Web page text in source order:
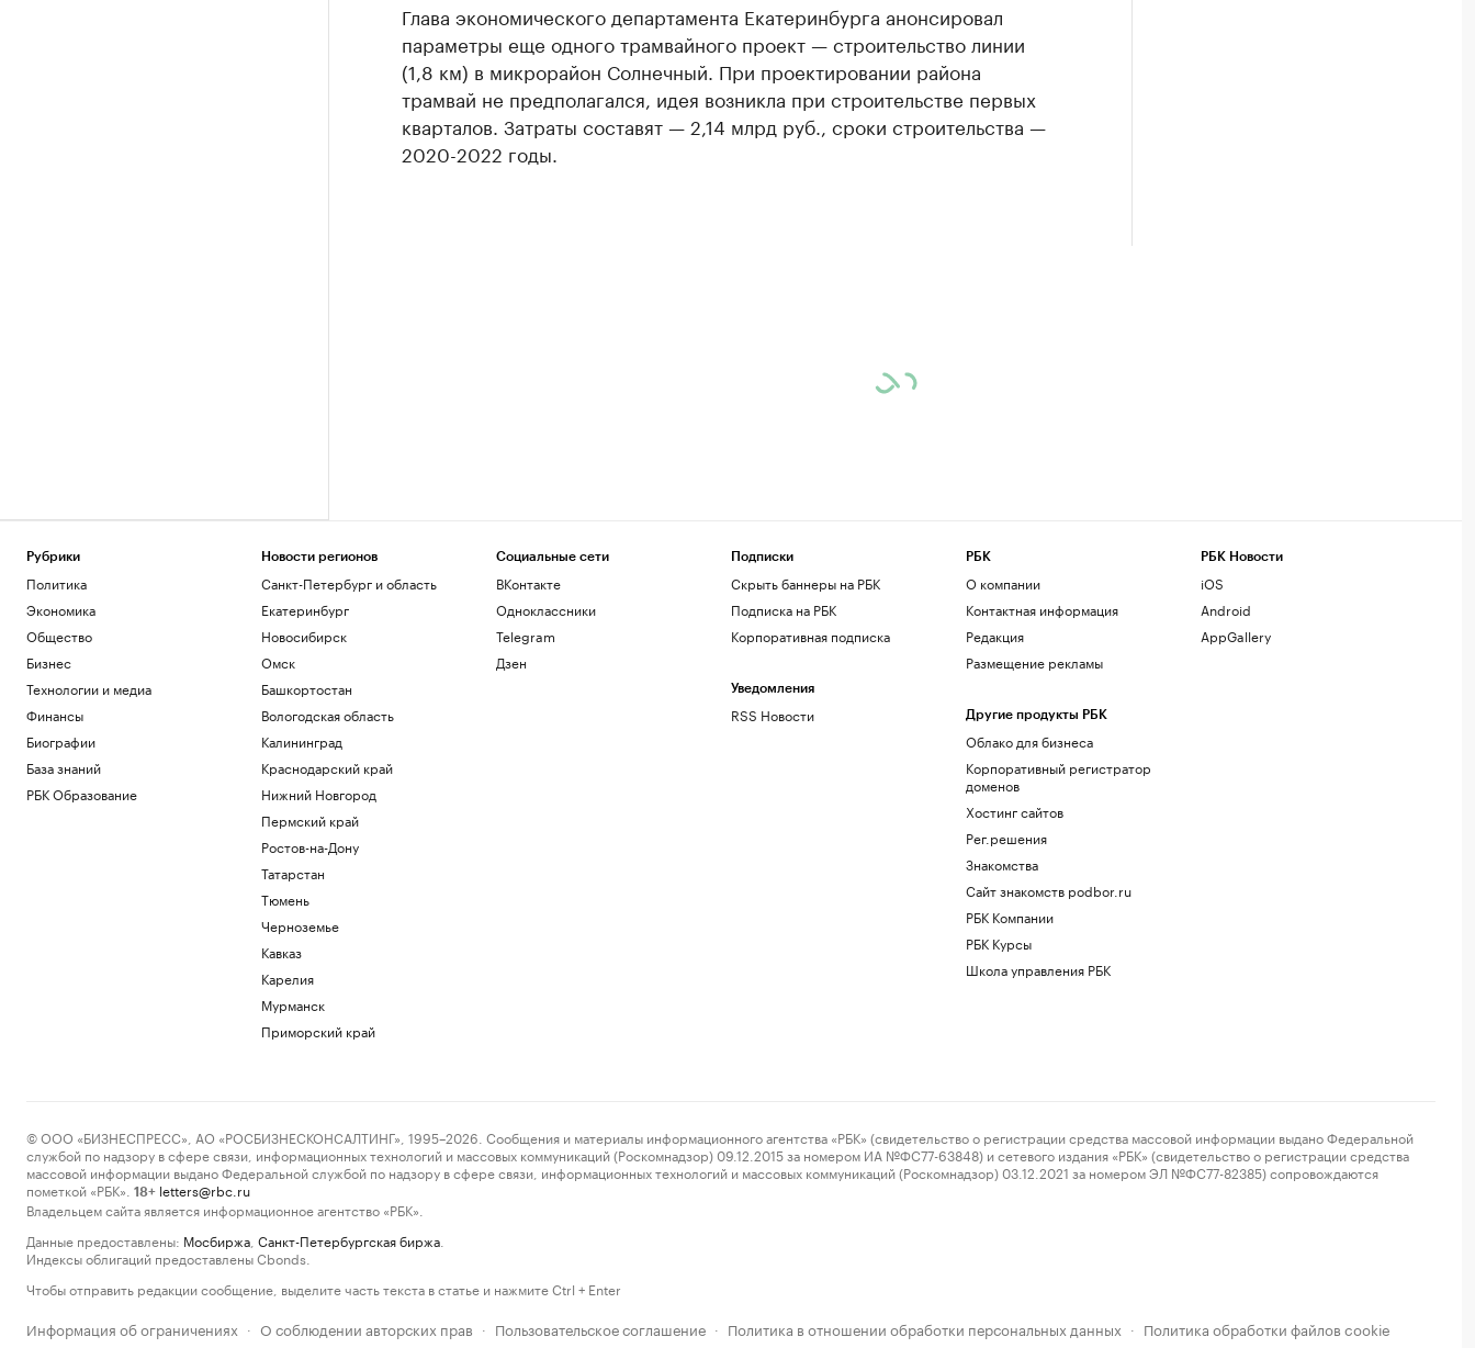
Глава экономического департамента Екатеринбурга анонсировал
параметры еще одного трамвайного проект — строительство линии
(1,8 км) в микрорайон Солнечный. При проектировании района
трамвай не предполагался, идея возникла при строительстве первых
кварталов. Затраты составят — 2,14 млрд руб., сроки строительства —
2020-2022 годы.
Рубрики
Политика
Экономика
Общество
Бизнес
Технологии и медиа
Финансы
Биографии
База знаний
РБК Образование
Новости регионов
Санкт-Петербург и область
Екатеринбург
Новосибирск
Омск
Башкортостан
Вологодская область
Калининград
Краснодарский край
Нижний Новгород
Пермский край
Ростов-на-Дону
Татарстан
Тюмень
Черноземье
Кавказ
Карелия
Мурманск
Приморский край
Социальные сети
ВКонтакте
Одноклассники
Telegram
Дзен
Подписки
Скрыть баннеры на РБК
Подписка на РБК
Корпоративная подписка
Уведомления
RSS Новости
РБК
О компании
Контактная информация
Редакция
Размещение рекламы
Другие продукты РБК
Облако для бизнеса
Корпоративный регистратор
доменов
Хостинг сайтов
Рег.решения
Знакомства
Сайт знакомств podbor.ru
РБК Компании
РБК Курсы
Школа управления РБК
РБК Новости
iOS
Android
AppGallery
© ООО «БИЗНЕСПРЕСС», АО «РОСБИЗНЕСКОНСАЛТИНГ», 1995–2026. Сообщения и материалы информационного агентства «РБК» (свидетельство о регистрации средства массовой информации выдано Федеральной
службой по надзору в сфере связи, информационных технологий и массовых коммуникаций (Роскомнадзор) 09.12.2015 за номером ИА №ФС77-63848) и сетевого издания «РБК» (свидетельство о регистрации средства
массовой информации выдано Федеральной службой по надзору в сфере связи, информационных технологий и массовых коммуникаций (Роскомнадзор) 03.12.2021 за номером ЭЛ №ФС77-82385) сопровождаются
пометкой «РБК».
18+ letters@rbc.ru
Владельцем сайта является информационное агентство «РБК».
Данные предоставлены: Мосбиржа Санкт-Петербургская биржа
Индексы облигаций предоставлены Cbonds.
Чтобы отправить редакции сообщение, выделите часть текста в статье и нажмите Ctrl + Enter
Информация об ограничениях · О соблюдении авторских прав · Пользовательское соглашение · Политика в отношении обработки персональных данных · Политика обработки файлов cookie